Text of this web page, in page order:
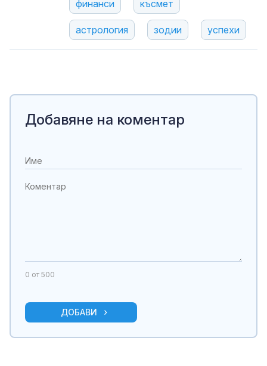
финанси късмет
астрология зодии успехи
Добавяне на коментар
0 от 500
ДОБАВИ